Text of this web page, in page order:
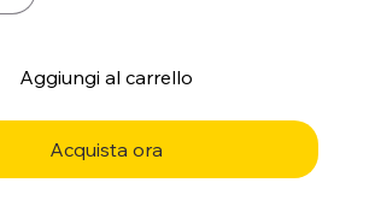
Aggiungi al carrello
Acquista ora